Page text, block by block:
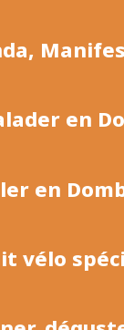
en
en
vélo
la
pour
et
ou